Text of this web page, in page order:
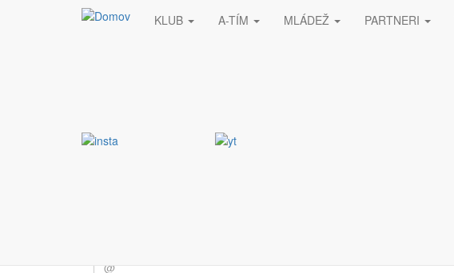
KLUB A-TÍM MLÁDEŽ PARTNERI
Vyžiadaná stránka nebola nájdená.